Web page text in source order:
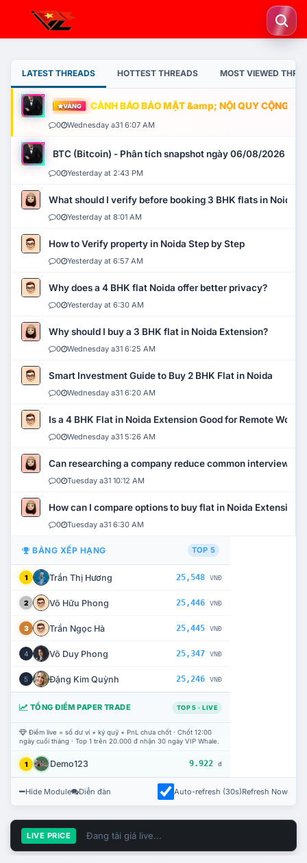
LATEST THREADS HOTTEST THREADS MOST VIEWED
VÀNG CẢNH BÁO BẢO MẬT &amp; NỘI QUY CỘNG
0 Wednesday a31 6:07 AM
BTC (Bitcoin) - Phân tích snapshot ngày 06/08/2026
0 Yesterday at 2:43 PM
What should I verify before booking 3 BHK flats in Noida?
0 Yesterday at 8:01 AM
How to Verify property in Noida Step by Step
0 Yesterday at 6:57 AM
Why does a 4 BHK flat Noida offer better privacy?
0 Yesterday at 6:30 AM
Why should I buy a 3 BHK flat in Noida Extension?
0 Wednesday a31 6:25 AM
Smart Investment Guide to Buy 2 BHK Flat in Noida
0 Wednesday a31 6:20 AM
Is a 4 BHK Flat in Noida Extension Good for Remote Work?
0 Wednesday a31 5:26 AM
Can researching a company reduce common interview
0 Tuesday a31 10:12 AM
How can I compare options to buy flat in Noida Extension?
0 Tuesday a31 6:30 AM
BẢNG XẾP HẠNG TOP 5
1 Trần Thị Hương 25,548 VNĐ
2 Võ Hữu Phong 25,446 VNĐ
3 Trần Ngọc Hà 25,445 VNĐ
4 Võ Duy Phong 25,347 VNĐ
5 Đặng Kim Quỳnh 25,246 VNĐ
TỔNG ĐIỂM PAPER TRADE TOP 5 · LIVE
Điểm live = số dư ví + ký quỹ + PnL chưa chốt · Chốt 12:00
ngày cuối tháng · Top 1 trên 20.000 đ nhận 30 ngày VIP Whale.
1 Demo123 9.922 đ
Hide Module Diễn đàn Auto-refresh (30s)Refresh Now
LIVE PRICE Đang tải giá live...